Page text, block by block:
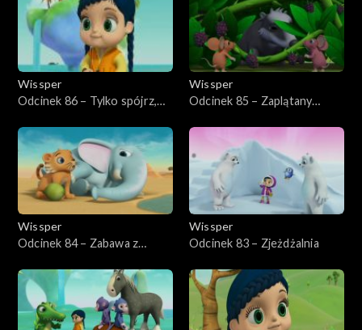
Wissper
Odcinek 86 – Tylko spójrz,
Wissper
Odcinek 85 – Zaplątany
Wissper
Odcinek 84 – Zabawa z
Wissper
Odcinek 83 – Zjeżdżalnia